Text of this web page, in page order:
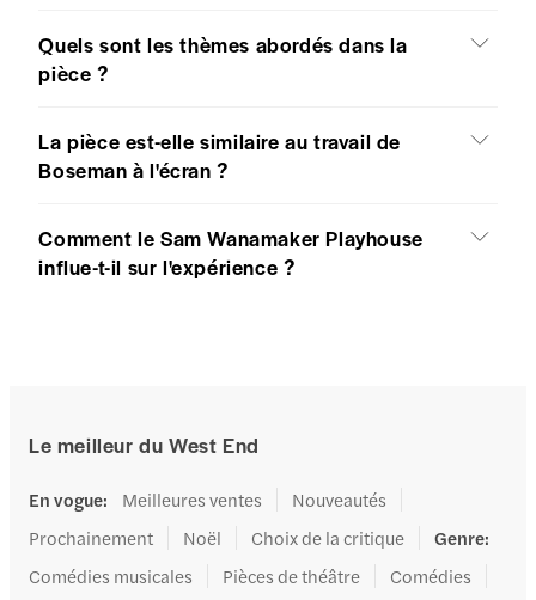
Quels sont les thèmes abordés dans la
pièce ?
La pièce est-elle similaire au travail de
Boseman à l'écran ?
Comment le Sam Wanamaker Playhouse
influe-t-il sur l'expérience ?
Le meilleur du West End
En vogue: Meilleures ventes
Nouveautés
Prochainement
Noël Choix de la critique Genre:
Comédies musicales
Pièces de théâtre
Comédies